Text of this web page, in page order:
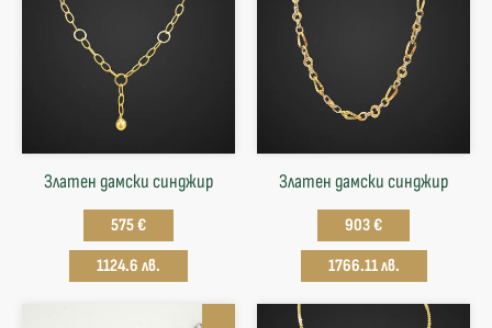
Златен дамски синджир
575 €
1124.6 лв.
Златен дамски синджир
903 €
1766.11 лв.